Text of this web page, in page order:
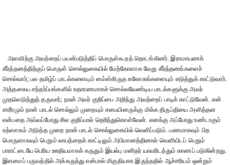
அளவிற்கு அவற்றைப் பயன்படுத்திப் பொருள்கூறத் தொடங்கினர். இராமாயணக்
கீர்த்தனத்திற்குப் பொருள் சொல்லுகையில் மேற்கோளாக வேறு கீர்த்தனங்களைச்
சொல்வார்; பல தமிழ்ப் பாடல்களையும் ஸம்ஸ்கிருத சுலோகங்களையும் எடுத்துக் காட்டுவார்.
அத்தகைய சந்தர்ப்பங்களில் உதாரணமாகச் சொல்லவேண்டிய பாடல்களுக்கு அவர்
முதலெடுத்துத் தருவார்; நான் அவர் குறிப்பை அறிந்து அவற்றைப் பாடிக் காட்டுவேன். என்
சாரீரமும் நான் பாடல் சொல்லும் முறையும் சபையினருக்கு மிக்க திருப்தியை அளித்தன
என்பதை அவ்வப்போது சில குறிப்பால் தெரிந்துகொள்வேன். எனக்கு அப்போது உண்டாகும்
உத்ஸாகம் அடுத்த முறை நான் பாடல் சொல்லுகையில் வெளிப்படும். பணமாகவும் பிற
பொருளாகவும் பெறும் லாபத்தைக் காட்டிலும் அபிமானத்தினால் வெளியிடப் பெறும்
பாராட்டையே பெரிய ஊதியமாகக் கருதும் இயல்பு மனிதர் யாவரிடத்தும் காணப் படுகின்றது.
இளமைப் பருவத்தில் அக்கருத்து என்பால் மிகுதியாக இருந்ததில் ஆச்சரியம் ஒன்றும்